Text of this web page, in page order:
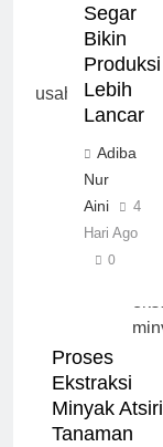
Segar
Bikin
Produksi
Lebih
Lancar
Adiba
Nur
Aini
4
Hari Ago
0
Proses
Ekstraksi
Minyak Atsiri
Tanaman